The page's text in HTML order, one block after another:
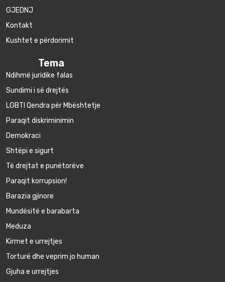
GJEDNJ
Kontakt
Kushtet e përdorimit
Tema
Ndihmë juridike falas
Sundimi i së drejtës
LGBTI Qendra për Mbështetje
Paraqit diskriminimin
Demokraci
Shtëpi e sigurt
Të drejtat e punëtorëve
Paraqit korrupsion!
Barazia gjinore
Mundësitë e barabarta
Meduza
Kirmet e urrejtjes
Torturë dhe veprim jo human
Gjuha e urrejtjes